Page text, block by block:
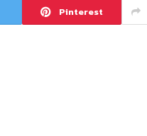
Pinterest